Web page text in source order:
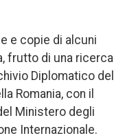
e copie di alcuni
frutto di una ricerca
Diplomatico del
Romania, con il
Ministero degli
Internazionale.